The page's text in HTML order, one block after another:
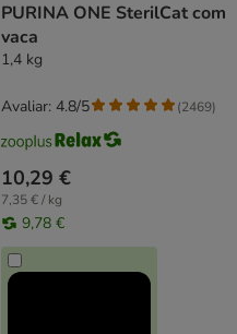
PURINA ONE SterilCat com
vaca
1,4 kg
10,29 €
7,35 € / kg
9,78 €
Avaliar: 4.8/5 (2469)